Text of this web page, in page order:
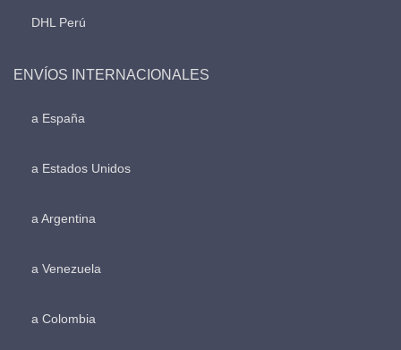
DHL Perú
ENVÍOS INTERNACIONALES
a España
a Estados Unidos
a Argentina
a Venezuela
a Colombia